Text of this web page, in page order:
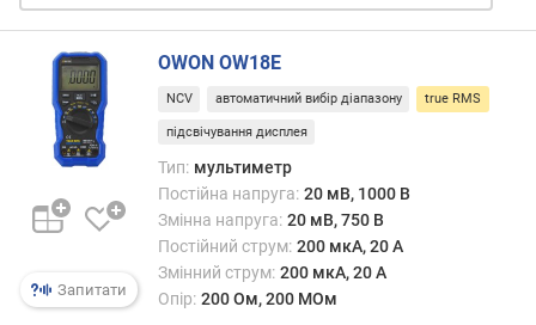
лише
ю
в
д
д
е
е
в
х
д
Запитати
OWON OW18E
NCV автоматичний вибір діапазону true RMS
підсвічування дисплея
Тип: мультиметр
Постійна напруга: 20 мВ, 1000 В
Змінна напруга: 20 мВ, 750 В
Постійний струм: 200 мкА, 20 А
Змінний струм: 200 мкА, 20 А
Опір: 200 Ом, 200 МОм